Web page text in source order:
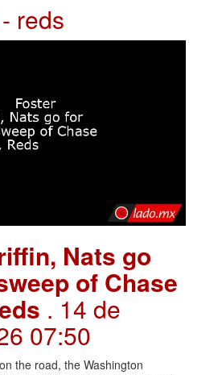
reds
Nats go
of Chase
. 14 de
07:50
the road, the Washington